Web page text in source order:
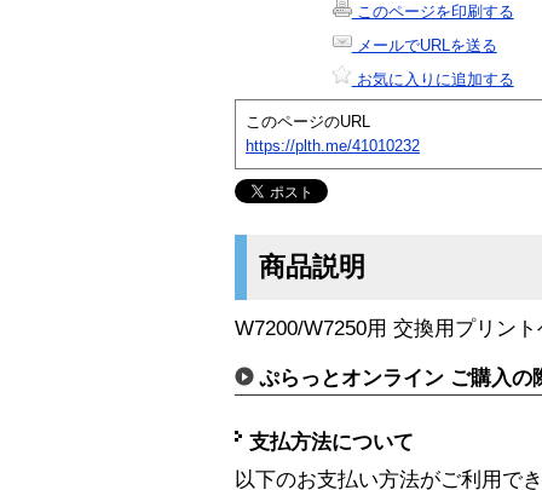
このページを印刷する
メールでURLを送る
お気に入りに追加する
このページのURL
https://plth.me/41010232
商品説明
W7200/W7250用 交換用プリン
ぷらっとオンライン ご購入の
支払方法について
以下のお支払い方法がご利用で